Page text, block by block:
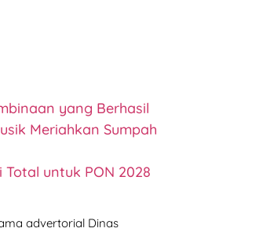
yang Berhasil
Meriahkan Sumpah
untuk PON 2028
advertorial Dinas